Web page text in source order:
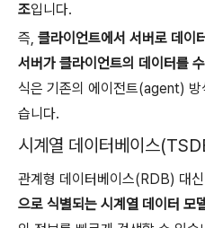
조입니다.
즉, 클라이언트에서 서버로 데
서버가 클라이언트의 데이터를
식은 기존의 에이전트(agent) 방
습니다.
시계열 데이터베이스
관계형 데이터베이스(RDB) 대
으로 식별되는 시계열 데이터 모